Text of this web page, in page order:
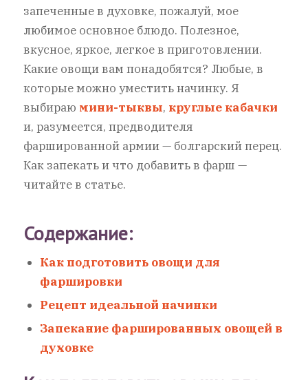
запеченные в духовке, пожалуй, мое
любимое основное блюдо. Полезное,
вкусное, яркое, легкое в приготовлении.
Какие овощи вам понадобятся? Любые, в
которые можно уместить начинку. Я
выбираю мини-тыквы, круглые кабачки
и, разумеется, предводителя
фаршированной армии — болгарский перец.
Как запекать и что добавить в фарш —
читайте в статье.
Содержание:
Как подготовить овощи для
фаршировки
Рецепт идеальной начинки
Запекание фаршированных овощей в
духовке